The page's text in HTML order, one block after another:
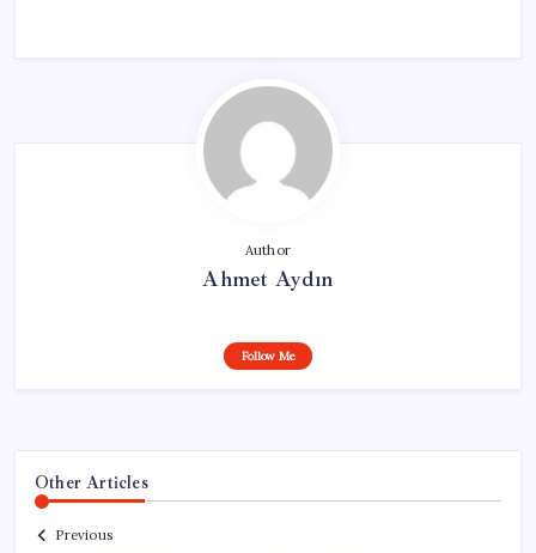
Author
Ahmet Aydın
Follow Me
Other Articles
Previous